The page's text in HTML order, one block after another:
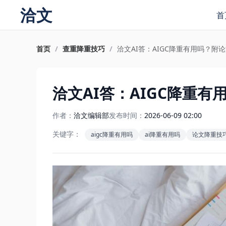
洽文
首页 / 查重降重技巧 / 洽文AI答：AIGC降重有用吗？附
洽文AI答：AIGC降重有
作者： 洽文编辑部发布时间： 2026-06-09 02:00
关键字：
aigc降重有用吗 ai降重有用吗 论文降重技